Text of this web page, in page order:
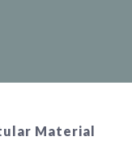
Material